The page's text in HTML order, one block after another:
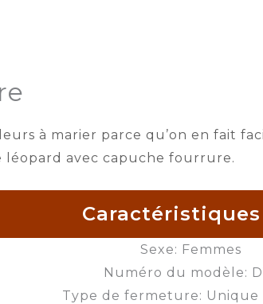
à marier parce qu’on en fait
avec capuche fourrure.
Caractéristiques
Sexe: Femmes
Numéro du modèle:
Type de fermeture: Unique